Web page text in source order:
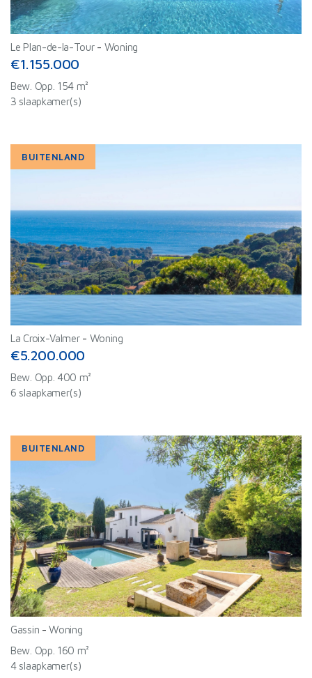
Le Plan-de-la-Tour- Woning
€1.155.000
Bew. Opp. 154 m²
3 slaapkamer(s)
BUITENLAND
La Croix-Valmer- Woning
€5.200.000
Bew. Opp. 400 m²
6 slaapkamer(s)
BUITENLAND
Gassin -Woning
Bew. Opp. 160 m²
4 slaapkamer(s)